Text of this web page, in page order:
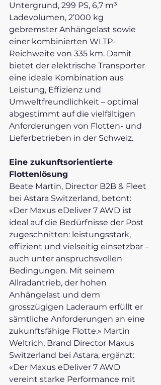
Untergrund, 299 PS, 6,7 m³
Ladevolumen, 2’000 kg
gebremster Anhängelast sowie
einer kombinierten WLTP-
Reichweite von 335 km. Damit
bietet der elektrische Transporter
eine ideale Kombination aus
Leistung, Effizienz und
Umweltfreundlichkeit – optimal
abgestimmt auf die vielfältigen
Anforderungen von Flotten- und
Lieferbetrieben in der Schweiz.
Eine zukunftsorientierte
Flottenlösung
Beate Martin, Director B2B & Fleet
bei Astara Switzerland, betont:
«Der Maxus eDeliver 7 AWD ist
ideal auf die Bedürfnisse der Post
zugeschnitten: leistungsstark,
effizient und vielseitig einsetzbar –
auch unter anspruchsvollen
Bedingungen. Mit seinem
Allradantrieb, der hohen
Anhängelast und dem
grosszügigen Laderaum erfüllt er
sämtliche Anforderungen an eine
zukunftsfähige Flotte.» Martin
Weltrich, Brand Director Maxus
Switzerland bei Astara, ergänzt:
«Der Maxus eDeliver 7 AWD
vereint starke Performance mit